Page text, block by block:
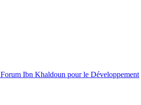
Forum Ibn Khaldoun pour le Développement